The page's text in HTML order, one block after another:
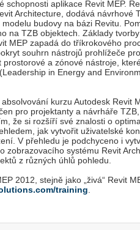
aplikace Revit MEP.
Architecture, dodává návrhové
budovy na bázi Revitu.
na TZB objektech. Základy
MEP zapadá do tříkrokového
souhrn nástrojů prohlížeče
a zónové nástroje,
in Energy and
kurzu Autodesk Revit
pro projektanty a návrháře
že si rozšíří své znalosti o
jak vytvořit uživatelské
V přehledu je podchyceno i
zobrazovacího systému Revit
z různých úhlů pohledu.
2012, stejně jako „živá“ Revit
training